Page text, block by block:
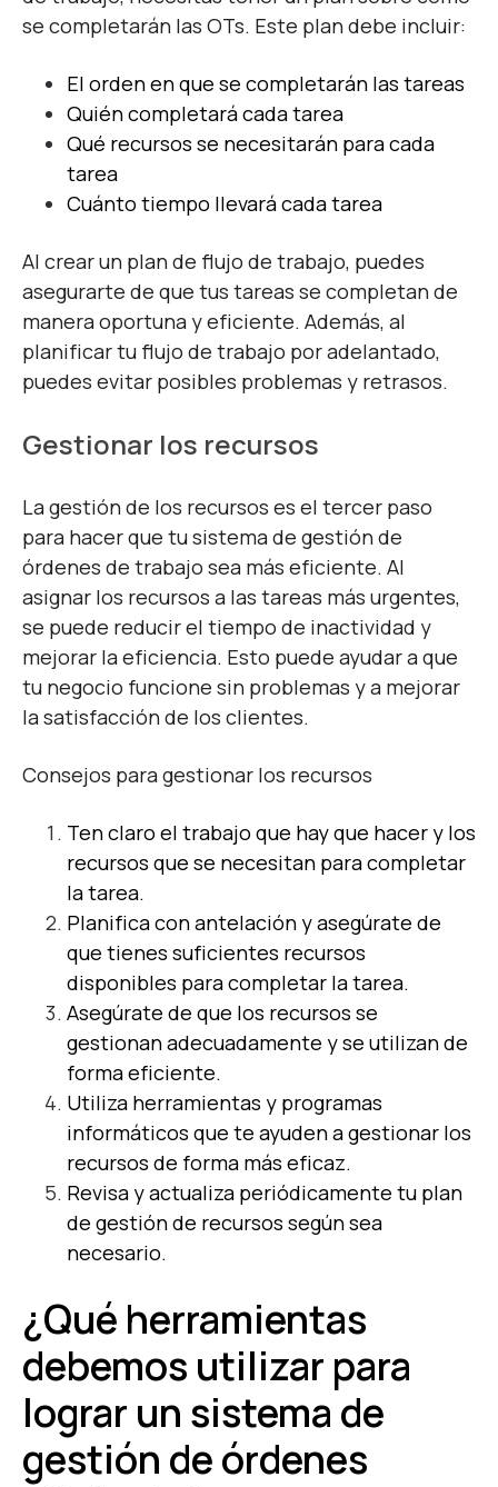
se completarán las OTs. Este plan debe incluir:
El orden en que se completarán las tareas
Quién completará cada tarea
Qué recursos se necesitarán para cada
tarea
Cuánto tiempo llevará cada tarea
Al crear un plan de flujo de trabajo, puedes
asegurarte de que tus tareas se completan de
manera oportuna y eficiente. Además, al
planificar tu flujo de trabajo por adelantado,
puedes evitar posibles problemas y retrasos.
Gestionar los recursos
La gestión de los recursos es el tercer paso
para hacer que tu sistema de gestión de
órdenes de trabajo sea más eficiente. Al
asignar los recursos a las tareas más urgentes,
se puede reducir el tiempo de inactividad y
mejorar la eficiencia. Esto puede ayudar a que
tu negocio funcione sin problemas y a mejorar
la satisfacción de los clientes.
Consejos para gestionar los recursos
Ten claro el trabajo que hay que hacer y los
recursos que se necesitan para completar
la tarea.
Planifica con antelación y asegúrate de
que tienes suficientes recursos
disponibles para completar la tarea.
Asegúrate de que los recursos se
gestionan adecuadamente y se utilizan de
forma eficiente.
Utiliza herramientas y programas
informáticos que te ayuden a gestionar los
recursos de forma más eficaz.
Revisa y actualiza periódicamente tu plan
de gestión de recursos según sea
necesario.
¿Qué herramientas
debemos utilizar para
lograr un sistema de
gestión de órdenes